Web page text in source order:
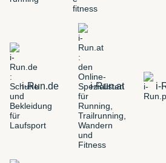
i-Run.de i-Run.at i-